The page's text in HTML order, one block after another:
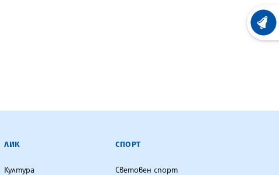
ЛИК
Култура
СПОРТ
Световен спорт